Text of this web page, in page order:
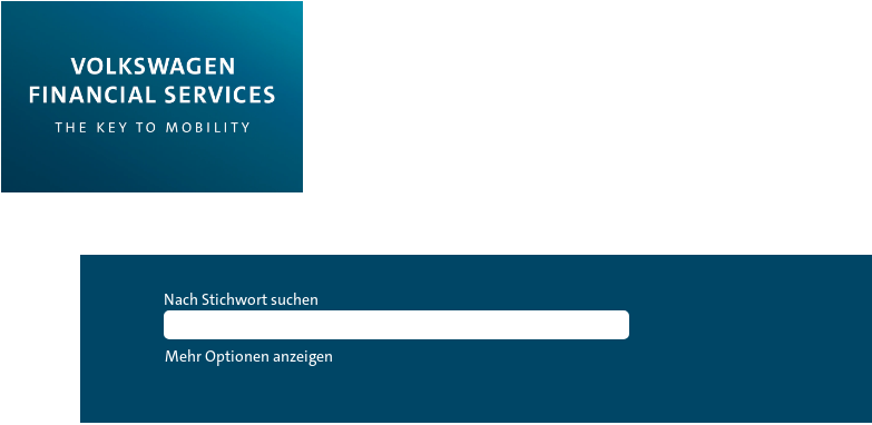
Nach Stichwort suchen
Mehr Optionen anzeigen